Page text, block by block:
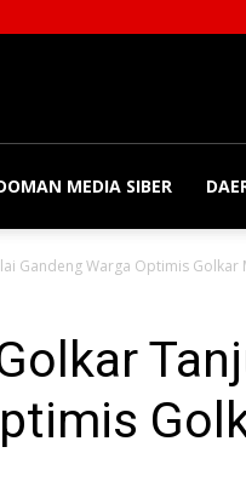
MEDIA SIBER
Gandeng Warga Optimis Golkar